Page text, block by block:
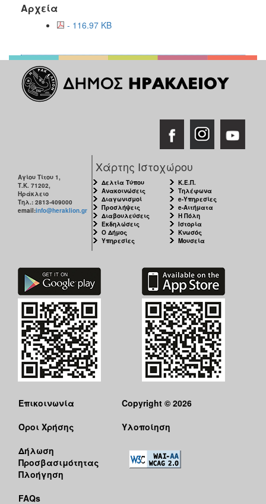
Αρχεία
- 116.97 KB
Αγίου Τίτου 1,
Τ.Κ. 71202,
Ηράκλειο
Τηλ.: 2813-409000
email:info@heraklion.gr
Χάρτης Ιστοχώρου
Δελτία Τύπου
Ανακοινώσεις
Διαγωνισμοί
Προσλήψεις
Διαβουλεύσεις
Εκδηλώσεις
Ο Δήμος
Υπηρεσίες
Κ.Ε.Π.
Τηλέφωνα
e-Υπηρεσίες
e-Αιτήματα
Η Πόλη
Ιστορία
Κνωσός
Μουσεία
Επικοινωνία
Όροι Χρήσης
Δήλωση
Προσβασιμότητας
Πλοήγηση
FAQs
Copyright © 2026
Υλοποίηση